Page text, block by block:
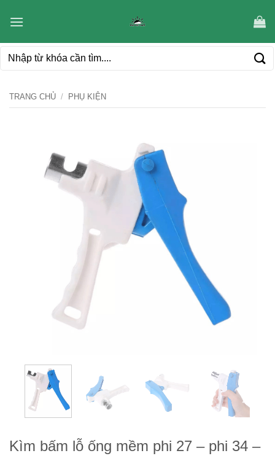
qua
dung
Tìm
TRANG CHỦ / PHỤ KIỆN
Kìm bấm lỗ ống mềm phi 27 – phi 34 –